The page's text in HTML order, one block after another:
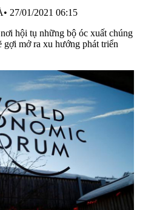
• 27/01/2021 06:15
hội tụ những bộ óc xuất chúng
gợi mở ra xu hướng phát triển